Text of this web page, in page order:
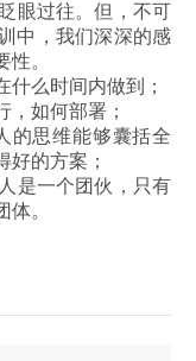
过往。但，不可
中，我们深深的感
。
么时间内做到；
如何部署；
思维能够囊括全
好的方案；
一个团伙，只有
。